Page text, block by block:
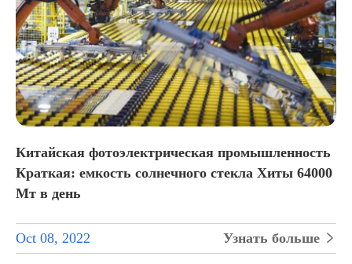
Китайская фотоэлектрическая промышленность
Краткая: емкость солнечного стекла Хиты 64000
Мт в день
Oct 08, 2022 Узнать больше 